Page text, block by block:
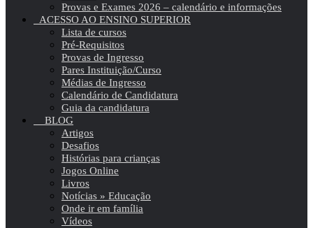
Provas e Exames 2026 – calendário e informações
ACESSO AO ENSINO SUPERIOR
Lista de cursos
Pré-Requisitos
Provas de Ingresso
Pares Instituição/Curso
Médias de Ingresso
Calendário de Candidatura
Guia da candidatura
BLOG
Artigos
Desafios
Histórias para crianças
Jogos Online
Livros
Notícias » Educação
Onde ir em família
Vídeos